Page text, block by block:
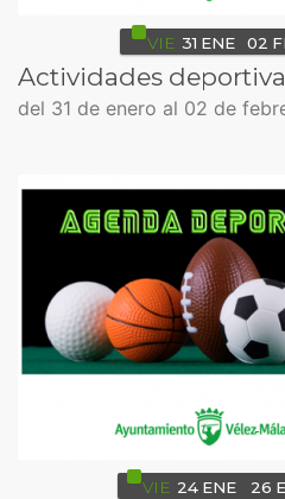
VIE 31 ENE 02
Actividades
del 31 de enero al 02 de
VIE 24 ENE 26